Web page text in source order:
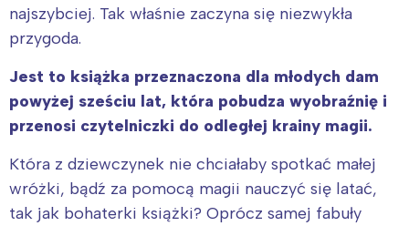
najszybciej. Tak właśnie zaczyna się niezwykła
przygoda.
Jest to książka przeznaczona dla młodych dam
powyżej sześciu lat, która pobudza wyobraźnię i
przenosi czytelniczki do odległej krainy magii.
Która z dziewczynek nie chciałaby spotkać małej
wróżki, bądź za pomocą magii nauczyć się latać,
tak jak bohaterki książki? Oprócz samej fabuły